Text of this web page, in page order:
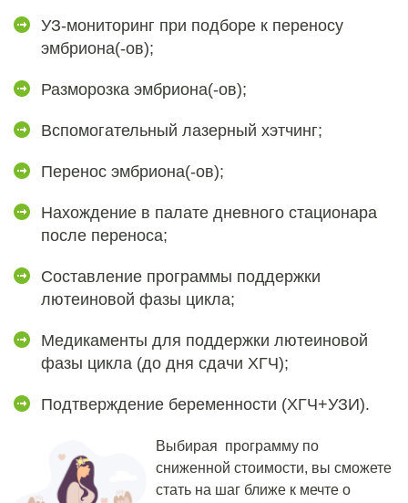
УЗ-мониторинг при подборе к переносу
эмбриона(-ов);
Разморозка эмбриона(-ов);
Вспомогательный лазерный хэтчинг;
Перенос эмбриона(-ов);
Нахождение в палате дневного стационара
после переноса;
Составление программы поддержки
лютеиновой фазы цикла;
Медикаменты для поддержки лютеиновой
фазы цикла (до дня сдачи ХГЧ);
Подтверждение беременности (ХГЧ+УЗИ).
Выбирая программу по
сниженной стоимости, вы сможете
стать на шаг ближе к мечте о